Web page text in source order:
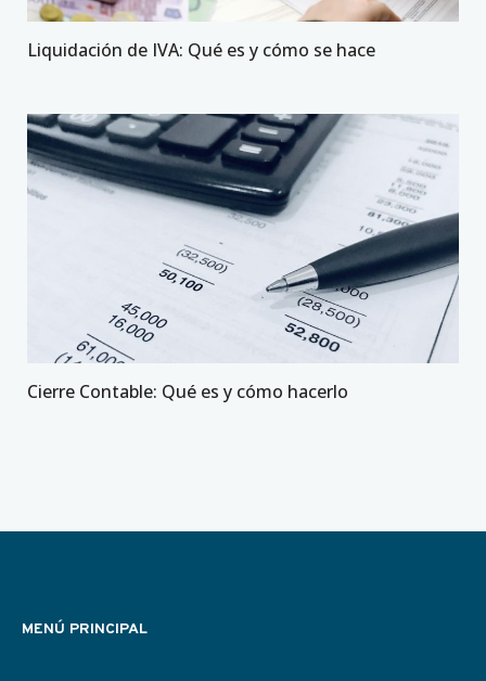
Liquidación de IVA: Qué es y cómo se hace
Cierre Contable: Qué es y cómo hacerlo
MENÚ PRINCIPAL